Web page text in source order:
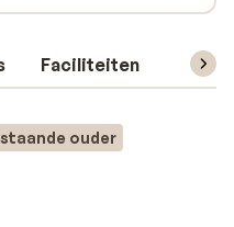
Faciliteiten
ouder